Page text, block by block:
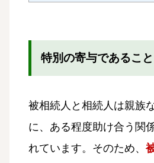
特別の寄与であること
被相続人と相続人は親族
に、ある程度助け合う関
れています。そのため、